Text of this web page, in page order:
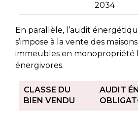
2034
En parallèle, l’audit
s’impose à la vente des
immeubles en monopropriété
énergivores.
CLASSE DU
BIEN VENDU
AUDIT